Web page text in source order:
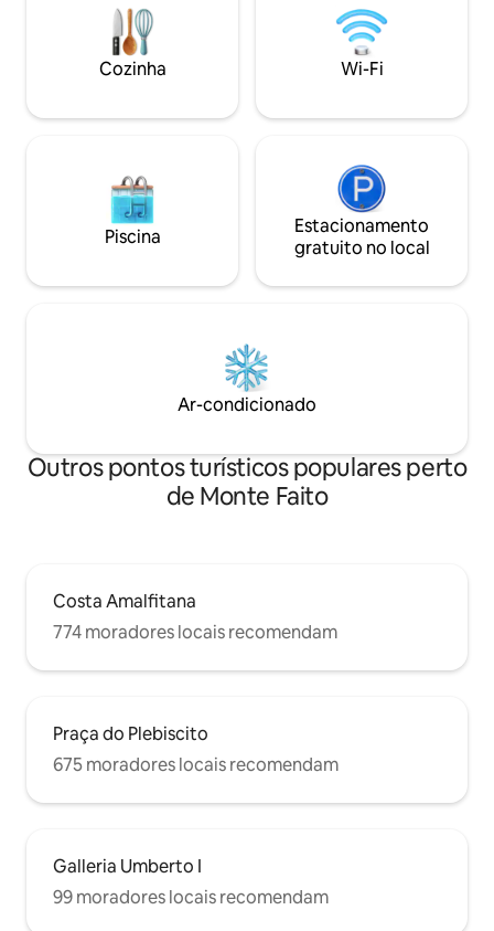
pedra exposta e uma pia de 200 anos,
adicionam personalidade. A propriedade
também possui um terraço e pátio, ideal
para desfrutar da paisagem costeira de
higienização. ư Distâncias: Ravello (3 km)
Amalfi (1,5 km)
km) Minori (2,5
barco).
Cozinha Wi-Fi
Piscina
Estacionamento
gratuito no local
Ar-condicionado
Outros pontos turísticos populares perto
de Monte Faito
Costa Amalfitana
774 moradores locais recomendam
Praça do Plebiscito
675 moradores locais recomendam
Galleria Umberto I
99 moradores locais recomendam